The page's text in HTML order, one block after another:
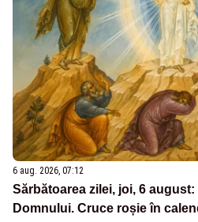
6 aug. 2026, 07:12
Sărbătoarea zilei, joi, 6
Domnului. Cruce roșie în